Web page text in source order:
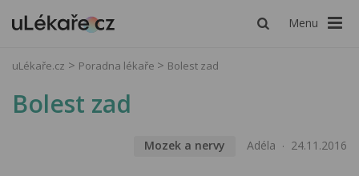
Menu
uLékaře.cz Poradna lékaře Bolest zad
Bolest zad
Mozek a nervy Adéla 24.11.2016